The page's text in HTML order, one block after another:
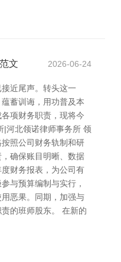
文 2026-06-24
近尾声。转头这一
蓄训诲，用功普及本
项财务职责，现将今
|河北领诺律师事务所 领
照公司财务轨制和研
确保账目明晰、数据
财务报表，为公司有
与预算编制与实行，
恶果。同期，加强与
的班师股东。 在新的